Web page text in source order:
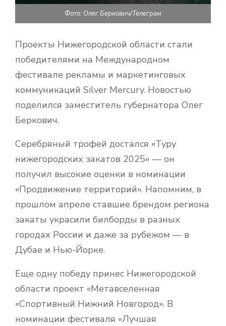
Фото: Олег Беркович/Телеграм
Проекты Нижегородской области стали
победителями на Международном
фестивале рекламы и маркетинговых
коммуникаций Silver Mercury. Новостью
поделился заместитель губернатора Олег
Беркович.
Серебряный трофей достался «Туру
нижегородских закатов 2025» — он
получил высокие оценки в номинации
«Продвижение территорий». Напомним, в
прошлом апреле ставшие брендом региона
закаты украсили билборды в разных
городах России и даже за рубежом — в
Дубае и Нью-Йорке.
Еще одну победу принес Нижегородской
области проект «Метавселенная
«Спортивный Нижний Новгород». В
номинации фестиваля «Лучшая